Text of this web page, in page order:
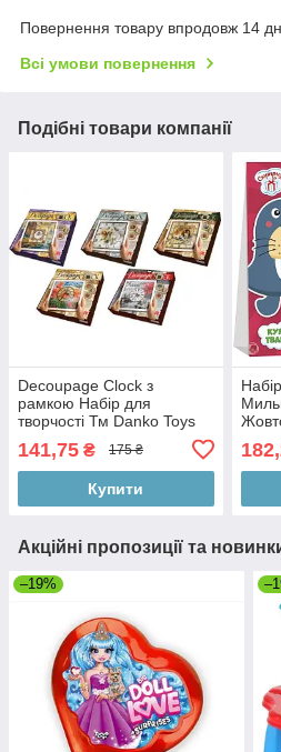
Повернення товару впродовж 14
Всі умови повернення
Подібні товари компанії
Decoupage Clock з
рамкою Набір для
творчості Тм Danko Toys
141,75 ₴ 175 ₴
Купити
Акційні пропозиції та
–19%